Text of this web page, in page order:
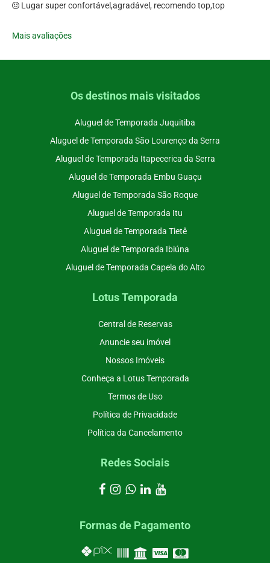
Lugar super confortável,agradável, recomendo top,top
Mais avaliações
Os destinos mais visitados
Aluguel de Temporada Juquitiba
Aluguel de Temporada São Lourenço da Serra
Aluguel de Temporada Itapecerica da Serra
Aluguel de Temporada Embu Guaçu
Aluguel de Temporada São Roque
Aluguel de Temporada Itu
Aluguel de Temporada Tietê
Aluguel de Temporada Ibiúna
Aluguel de Temporada Capela do Alto
Lotus Temporada
Central de Reservas
Anuncie seu imóvel
Nossos Imóveis
Conheça a Lotus Temporada
Termos de Uso
Política de Privacidade
Política da Cancelamento
Redes Sociais
Formas de Pagamento